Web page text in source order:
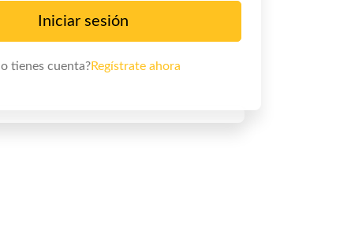
Iniciar sesión
tienes cuenta?Regístrate ahora